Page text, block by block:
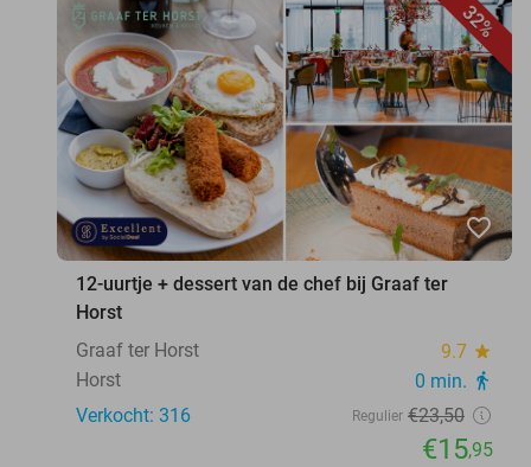
32%
favorite_border
12-uurtje + dessert van de chef bij Graaf ter
Horst
Graaf ter Horst
9.7 star
Horst 0 min. directions_walk
Verkocht: 316 Regulier €23,50
€15,95